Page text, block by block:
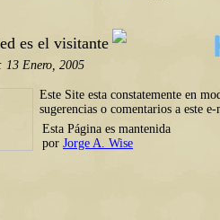
es el visitante
Enero, 2005
Este Site esta constatemente en
sugerencias o comentarios a este
Esta Página es mantenida
por Jorge A. Wise